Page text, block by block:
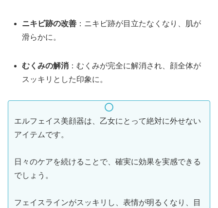
ニキビ跡の改善 ：ニキビ跡が目立たなくなり、肌が
滑らかに。
むくみの解消 ：むくみが完全に解消され、顔全体が
スッキリとした印象に。
エルフェイス美顔器は、乙女にとって絶対に外せない
アイテムです。
日々のケアを続けることで、確実に効果を実感できる
でしょう。
フェイスラインがスッキリし、表情が明るくなり、目